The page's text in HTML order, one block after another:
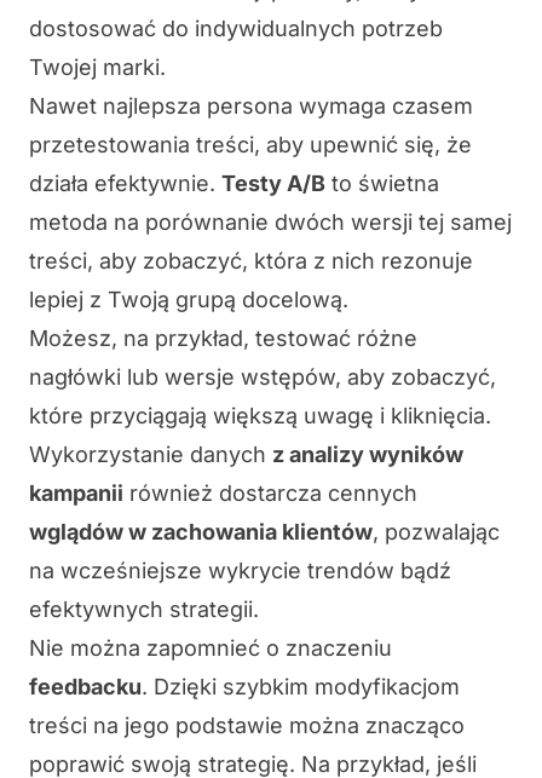
dostosować do indywidualnych potrzeb
Twojej marki.
Nawet najlepsza persona wymaga czasem
przetestowania treści, aby upewnić się, że
działa efektywnie. Testy A/B to świetna
metoda na porównanie dwóch wersji tej samej
treści, aby zobaczyć, która z nich rezonuje
lepiej z Twoją grupą docelową.
Możesz, na przykład, testować różne
nagłówki lub wersje wstępów, aby zobaczyć,
które przyciągają większą uwagę i kliknięcia.
Wykorzystanie danych z analizy wyników
kampanii również dostarcza cennych
wglądów w zachowania klientów, pozwalając
na wcześniejsze wykrycie trendów bądź
efektywnych strategii.
Nie można zapomnieć o znaczeniu
feedbacku. Dzięki szybkim modyfikacjom
treści na jego podstawie można znacząco
poprawić swoją strategię. Na przykład, jeśli